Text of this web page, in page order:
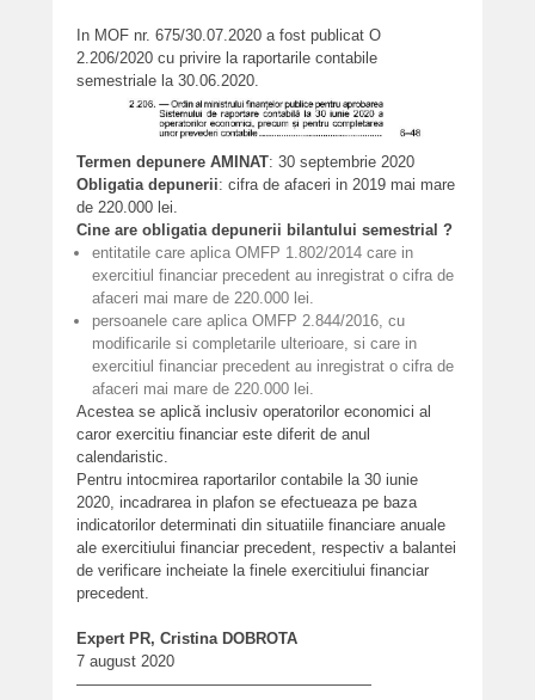
In MOF nr. 675/30.07.2020 a fost publicat O
2.206/2020 cu privire la raportarile contabile
semestriale la 30.06.2020.
Termen depunere AMINAT: 30 septembrie 2020
Obligatia depunerii: cifra de afaceri in 2019 mai mare
de 220.000 lei.
Cine are obligatia depunerii bilantului semestrial ?
entitatile care aplica OMFP 1.802/2014 care in
exercitiul financiar precedent au inregistrat o cifra de
afaceri mai mare de 220.000 lei.
persoanele care aplica OMFP 2.844/2016, cu
modificarile si completarile ulterioare, si care in
exercitiul financiar precedent au inregistrat o cifra de
afaceri mai mare de 220.000 lei.
Acestea se aplică inclusiv operatorilor economici al
caror exercitiu financiar este diferit de anul
calendaristic.
Pentru intocmirea raportarilor contabile la 30 iunie
2020, incadrarea in plafon se efectueaza pe baza
indicatorilor determinati din situatiile financiare anuale
ale exercitiului financiar precedent, respectiv a balantei
de verificare incheiate la finele exercitiului financiar
precedent.
Expert PR, Cristina DOBROTA
7 august 2020
———————————————————